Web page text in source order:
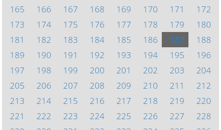
165
166 167 168 169 170 171
172
173
174 175 176 177 178 179
180
181
182 183 184 185 186 187
188
189
190 191 192 193 194 195
196
197
198 199 200 201 202 203
204
205
206 207 208 209 210 211
212
213
214 215 216 217 218 219
220
221
222 223 224 225 226 227
228